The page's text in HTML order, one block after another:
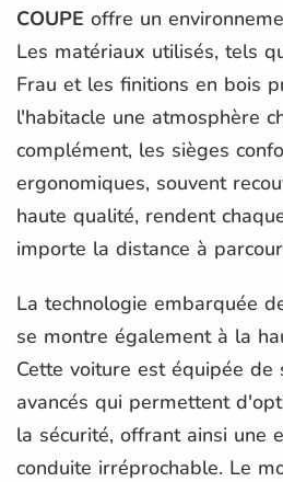
COUPE offre un
Les matériaux utilisés, tels
Frau et les finitions en bois
l'habitacle une atmosphère
complément, les sièges
ergonomiques, souvent
haute qualité, rendent
importe la distance à
La technologie embarquée
se montre également à la
Cette voiture est équipée de
avancés qui permettent
la sécurité, offrant ainsi une
conduite irréprochable. Le